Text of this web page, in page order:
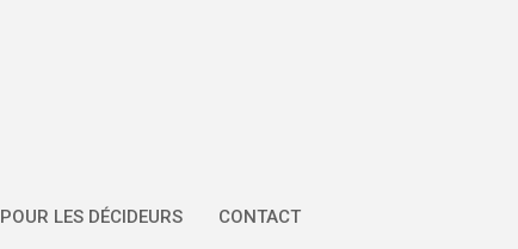
POUR LES DÉCIDEURS CONTACT